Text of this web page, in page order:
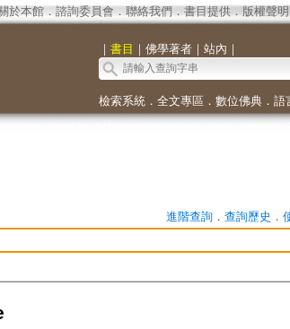
於本館． 諮詢委員會． 聯絡我們 ． 書目提供． 版權聲明
｜ 書目 ｜ 佛學著者｜ 站內 ｜
檢索系統． 全文專區 ． 數位佛典． 語
進階查詢． 查詢歷史 ．